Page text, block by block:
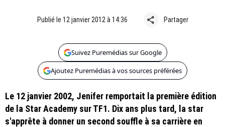
Publié le 12 janvier 2012 à 14:36 share Partager
Suivez Puremédias sur Google
Ajoutez Puremédias à vos sources préférées
Le 12 janvier 2002, Jenifer remportait la première édition
de la Star Academy sur TF1. Dix ans plus tard, la star
s'apprête à donner un second souffle à sa carrière en